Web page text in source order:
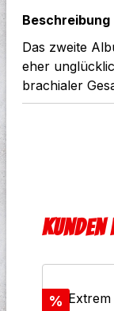
Beschreibung
Das zweite
eher
brachialer
Rabatt
%